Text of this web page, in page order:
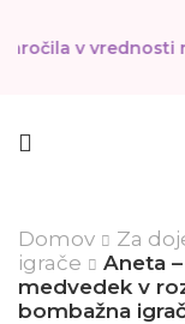
naročila v vrednosti
Domov Za
igrače
Aneta
medvedek v
bombažna